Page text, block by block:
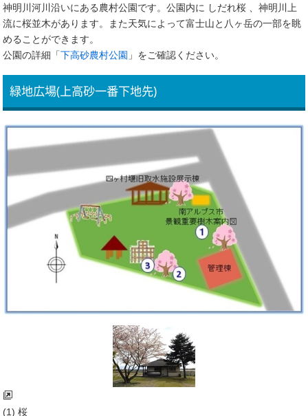
神明川河川沿いにある農村公園です。公園内に しだれ桜 、神明川上
流に桜並木があります。また天気によって富士山と八ヶ岳の一部を眺
めることができます。
公園の詳細「下高砂農村公園 」をご確認ください。
緑地広場(上高砂一番下地先)
(1) 桜